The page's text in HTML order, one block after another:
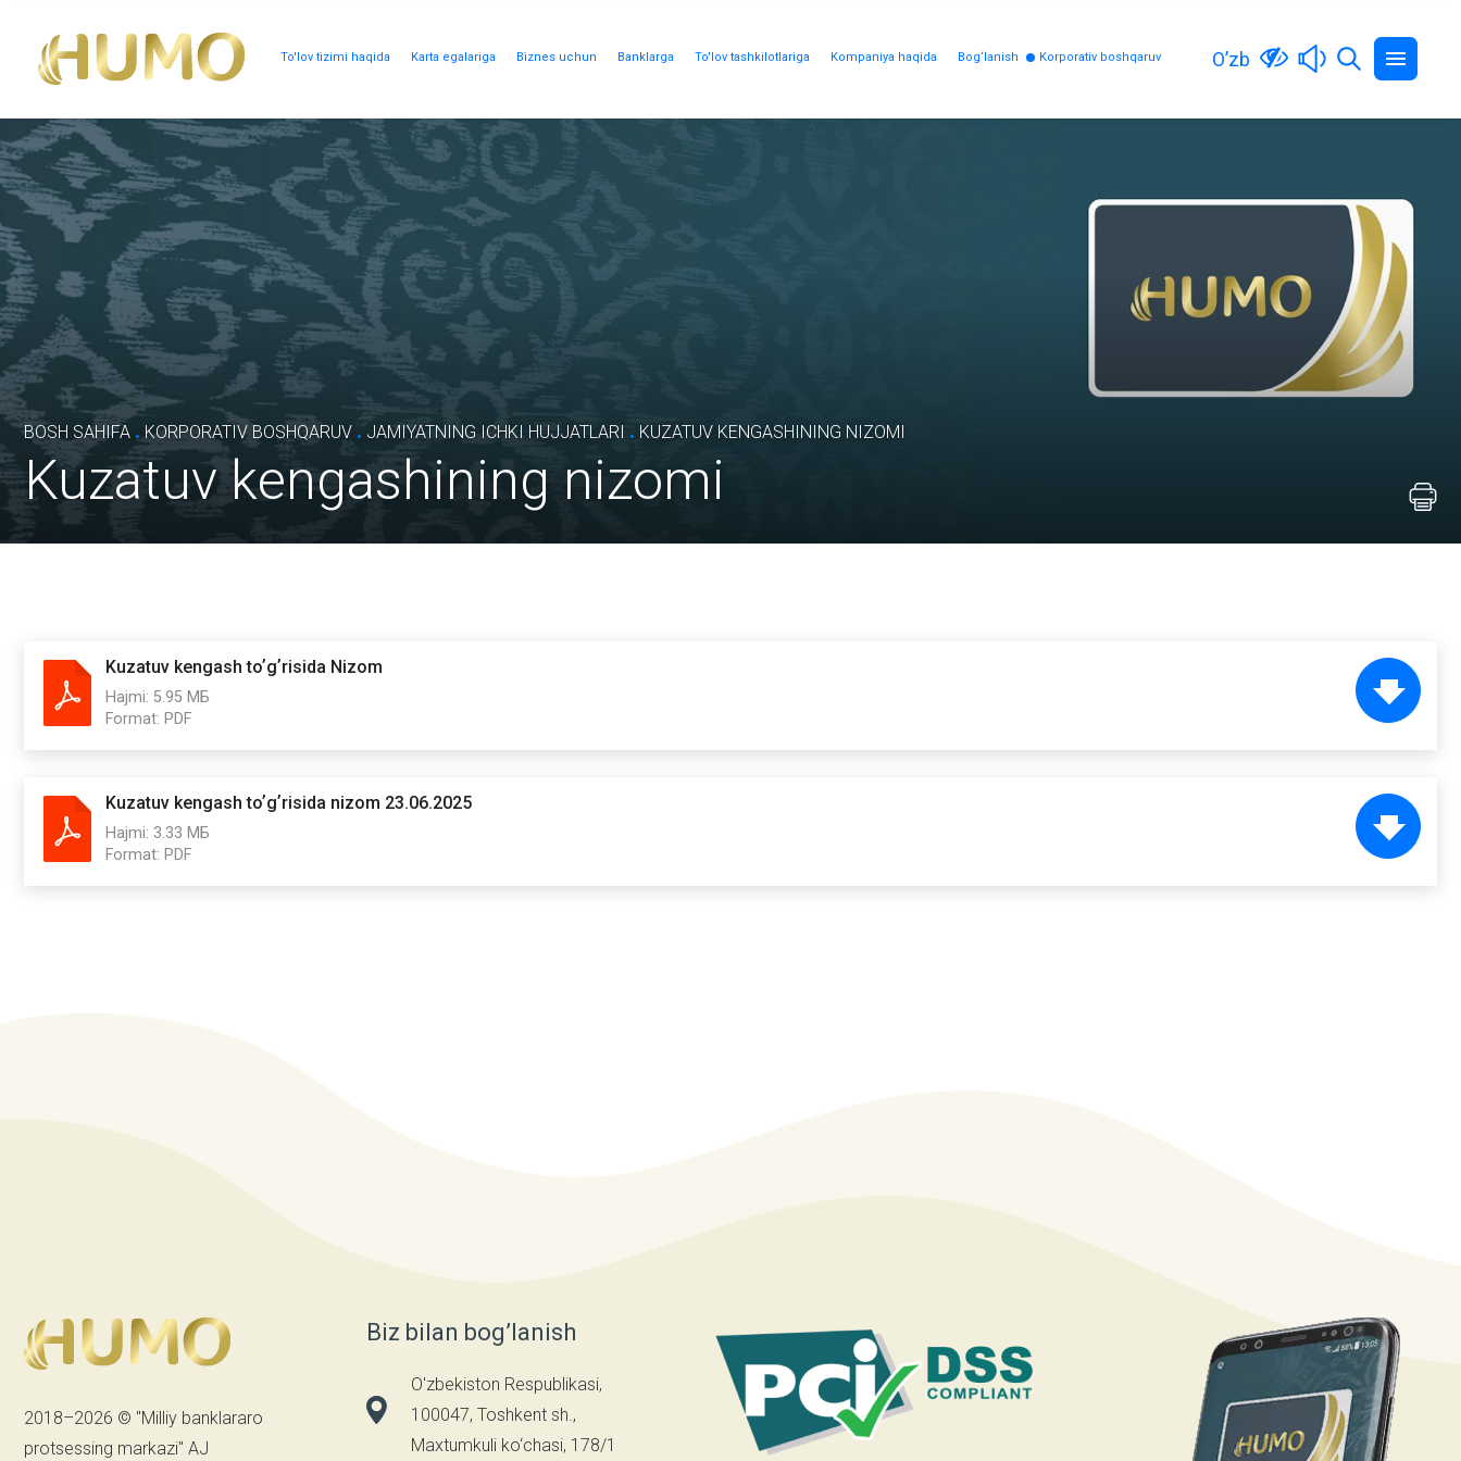
To'lov tizimi haqida Karta egalariga Biznes uchun Banklarga To'lov tashkilotlariga Kompaniya haqida Bog‘lanish Korporativ boshqaruv O’zb
BOSH SAHIFA . KORPORATIV BOSHQARUV . JAMIYATNING ICHKI HUJJATLARI . KUZATUV KENGASHINING NIZOMI
Kuzatuv kengashining nizomi
Kuzatuv kengash toʼgʼrisida Nizom
Hajmi: 5.95 МБ
Format: PDF
Kuzatuv kengash toʼgʼrisida nizom 23.06.2025
Hajmi: 3.33 МБ
Format: PDF
2018–2026 © "Milliy banklararo
protsessing markazi" AJ
Biz bilan bog’lanish
O'zbekiston Respublikasi,
100047, Toshkent sh.,
Maxtumkuli ko‘chasi, 178/1